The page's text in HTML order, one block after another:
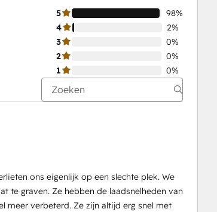
5
98%
4
2%
3
0%
2
0%
1
0%
ons eigenlijk op een slechte plek. We
te graven. Ze hebben de laadsnelheden van
meer verbeterd. Ze zijn altijd erg snel met